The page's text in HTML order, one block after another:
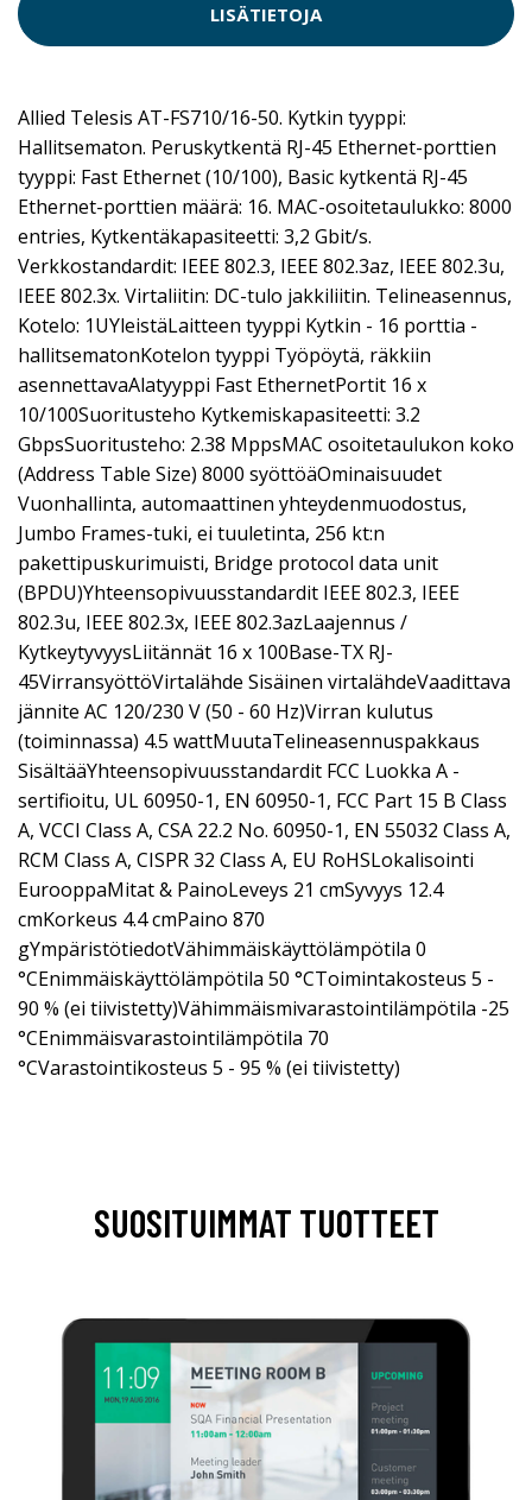
LISÄTIETOJA
Allied Telesis AT-FS710/16-50. Kytkin tyyppi:
Hallitsematon. Peruskytkentä RJ-45 Ethernet-porttien
tyyppi: Fast Ethernet (10/100), Basic kytkentä RJ-45
Ethernet-porttien määrä: 16. MAC-osoitetaulukko: 8000
entries, Kytkentäkapasiteetti: 3,2 Gbit/s.
Verkkostandardit: IEEE 802.3, IEEE 802.3az, IEEE 802.3u,
IEEE 802.3x. Virtaliitin: DC-tulo jakkiliitin. Telineasennus,
Kotelo: 1UYleistäLaitteen tyyppi Kytkin - 16 porttia -
hallitsematonKotelon tyyppi Työpöytä, räkkiin
asennettavaAlatyyppi Fast EthernetPortit 16 x
10/100Suoritusteho Kytkemiskapasiteetti: 3.2
GbpsSuoritusteho: 2.38 MppsMAC osoitetaulukon koko
(Address Table Size) 8000 syöttöäOminaisuudet
Vuonhallinta, automaattinen yhteydenmuodostus,
Jumbo Frames-tuki, ei tuuletinta, 256 kt:n
pakettipuskurimuisti, Bridge protocol data unit
(BPDU)Yhteensopivuusstandardit IEEE 802.3, IEEE
802.3u, IEEE 802.3x, IEEE 802.3azLaajennus /
KytkeytyvyysLiitännät 16 x 100Base-TX RJ-
45VirransyöttöVirtalähde Sisäinen virtalähdeVaadittava
jännite AC 120/230 V (50 - 60 Hz)Virran kulutus
(toiminnassa) 4.5 wattMuutaTelineasennuspakkaus
SisältääYhteensopivuusstandardit FCC Luokka A -
sertifioitu, UL 60950-1, EN 60950-1, FCC Part 15 B Class
A, VCCI Class A, CSA 22.2 No. 60950-1, EN 55032 Class A,
RCM Class A, CISPR 32 Class A, EU RoHSLokalisointi
EurooppaMitat & PainoLeveys 21 cmSyvyys 12.4
cmKorkeus 4.4 cmPaino 870
gYmpäristötiedotVähimmäiskäyttölämpötila 0
°CEnimmäiskäyttölämpötila 50 °CToimintakosteus 5 -
90 % (ei tiivistetty)Vähimmäismivarastointilämpötila -25
°CEnimmäisvarastointilämpötila 70
°CVarastointikosteus 5 - 95 % (ei tiivistetty)
SUOSITUIMMAT TUOTTEET